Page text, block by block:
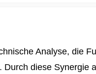
Analyse, die
diese Synergie